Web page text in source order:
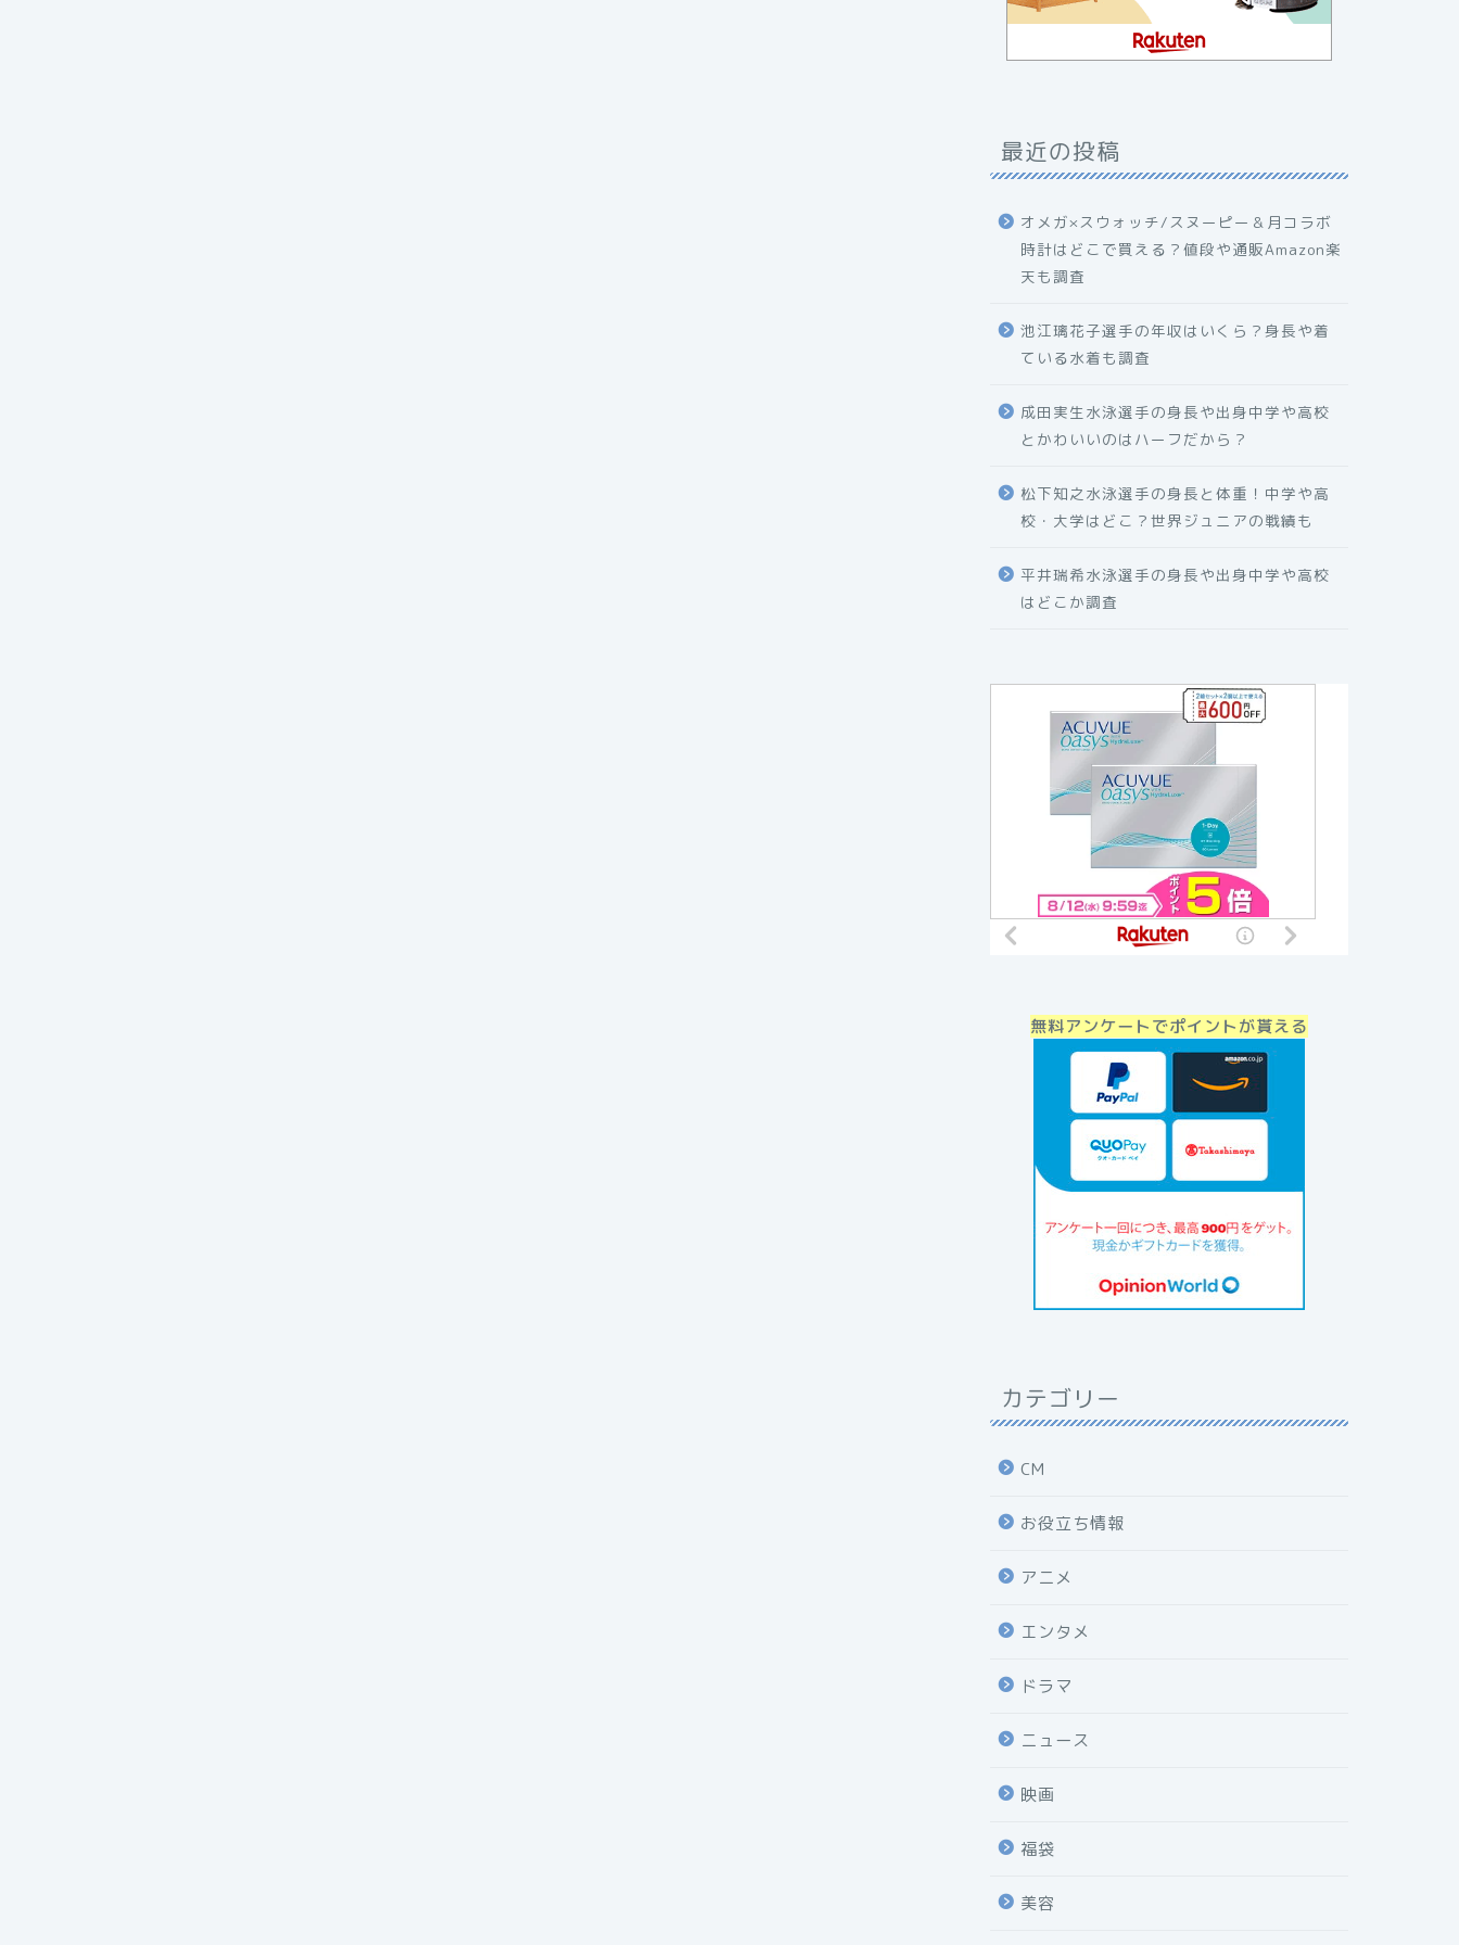
最近の投稿
オメガ×スウォッチ/スヌーピー＆月コラボ
時計はどこで買える？値段や通販Amazon楽
天も調査
池江璃花子選手の年収はいくら？身長や着
ている水着も調査
成田実生水泳選手の身長や出身中学や高校
とかわいいのはハーフだから？
松下知之水泳選手の身長と体重！中学や高
校・大学はどこ？世界ジュニアの戦績も
平井瑞希水泳選手の身長や出身中学や高校
はどこか調査
無料アンケートでポイントが貰える
カテゴリー
CM
お役立ち情報
アニメ
エンタメ
ドラマ
ニュース
映画
福袋
美容